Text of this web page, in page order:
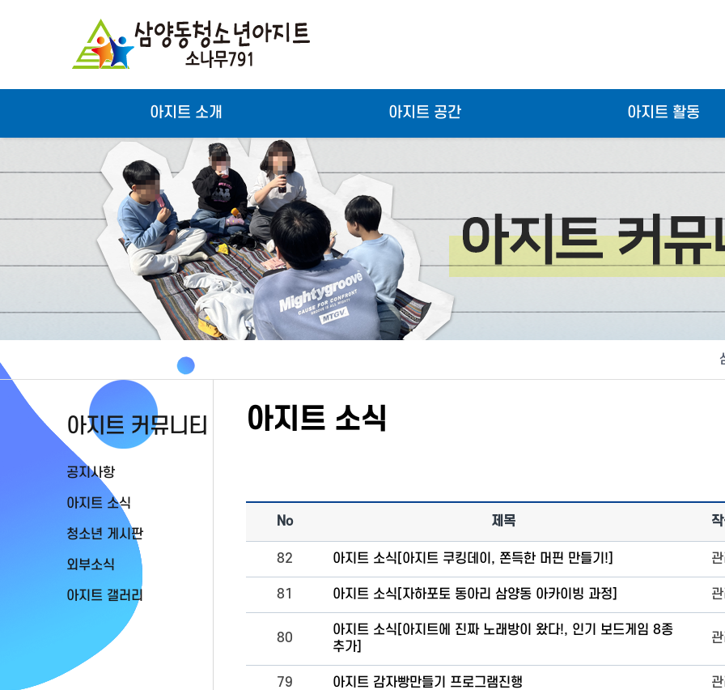
아지트 소개 아지트 공간 아지트 활동
아지트 커뮤니티
공지사항
아지트 소식
청소년 게시판
외부소식
아지트 갤러리
아지트 소식
No 제목
82 아지트 소식[아지트 쿠킹데이, 쫀득한 머핀 만들기!]
81 아지트 소식[자하포토 동아리 삼양동 아카이빙 과정]
80
아지트 소식[아지트에 진짜 노래방이 왔다!, 인기 보드게임 8종
추가]
79 아지트 감자빵만들기 프로그램진행